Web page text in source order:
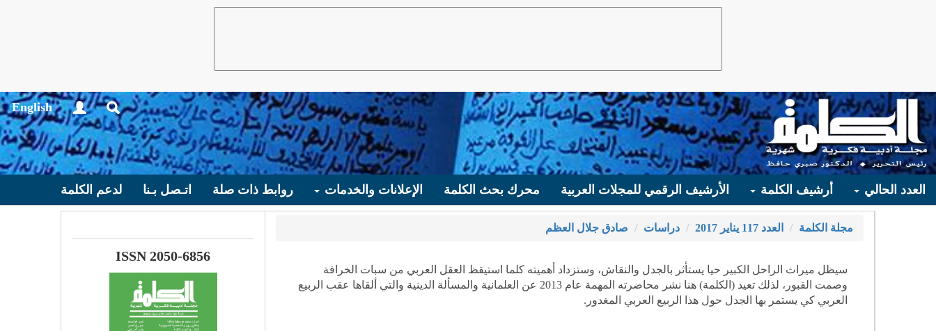
English
العدد الحالي أرشيف الكلمة الأرشيف الرقمي للمجلات العربية محرك بحث الكلمة الإعلانات والخدمات روابط ذات صلة اتـصل بـنا لدعم الكلمة
مجلة الكلمة العدد 117 يناير 2017 دراسات صادق جلال العظم
سيظل ميراث الراحل الكبير حيا يستأثر بالجدل والنقاش، وستزداد أهميته كلما استيقظ العقل العربي من سبات الخرافة
وصمت القبور، لذلك تعيد (الكلمة) هنا نشر محاضرته المهمة عام 2013 عن العلمانية والمسألة الدينية والتي ألقاها عقب الربيع
العربي كي يستمر بها الجدل حول هذا الربيع العربي المغدور.
ISSN 2050-6856